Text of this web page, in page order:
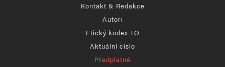
Kontakt & Redakce
Autoři
Etický kodex TO
Aktuální číslo
Předplatné